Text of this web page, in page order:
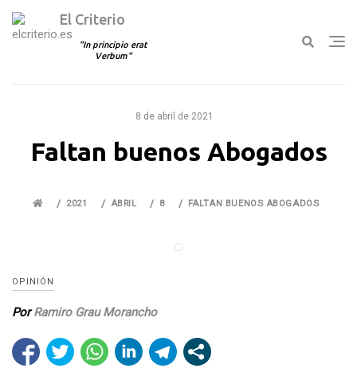
El Criterio
In principio erat
Verbum
8 de abril de 2021
Faltan buenos Abogados
2021 ABRIL 8 FALTAN BUENOS ABOGADOS
OPINIÓN
PorRamiro Grau Morancho